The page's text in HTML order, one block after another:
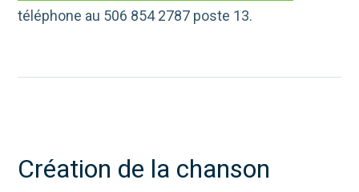
téléphone au 506 854 2787 poste 13.
Création de la chanson